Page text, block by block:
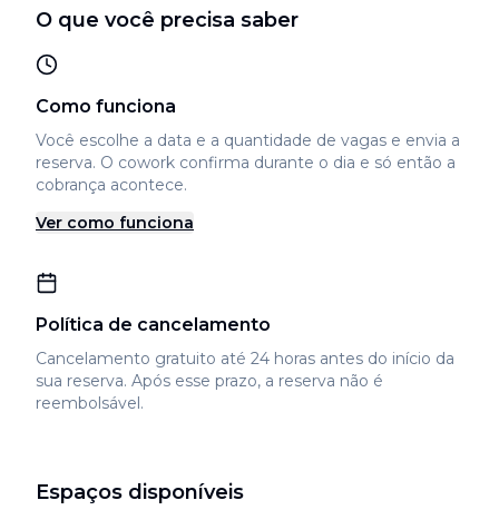
O que você precisa saber
Como funciona
Você escolhe a data e a quantidade de vagas e envia a
reserva. O cowork confirma durante o dia e só então a
cobrança acontece.
Ver como funciona
Política de cancelamento
Cancelamento gratuito até 24 horas antes do início da
sua reserva. Após esse prazo, a reserva não é
reembolsável.
Espaços disponíveis